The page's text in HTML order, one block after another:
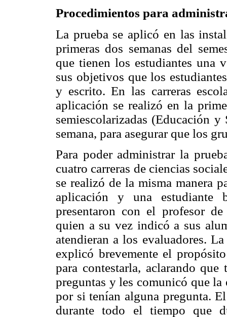
Procedimientos para
La prueba se aplicó en las
primeras dos semanas del
que tienen los estudiantes una
sus objetivos que los
y escrito. En las carreras
aplicación se realizó en la
semiescolarizadas (Educación
semana, para asegurar que los
Para poder administrar la
cuatro carreras de ciencias
se realizó de la misma manera
aplicación y una estudiante
presentaron con el profesor
quien a su vez indicó a sus
atendieran a los evaluadores.
explicó brevemente el
para contestarla, aclarando
preguntas y les comunicó que la
por si tenían alguna pregunta.
durante todo el tiempo que